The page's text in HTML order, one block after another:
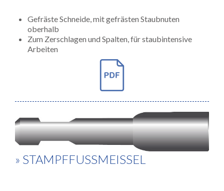
Gefräste Schneide, mit gefrästen Staubnuten
oberhalb
Zum Zerschlagen und Spalten, für staubintensive
Arbeiten
» STAMPFFUSSMEISSEL